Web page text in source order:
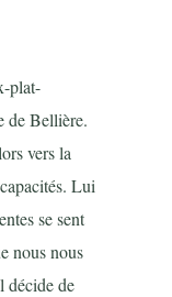
plat-
de Bellière.
vers la
Lui
se sent
nous nous
décide de